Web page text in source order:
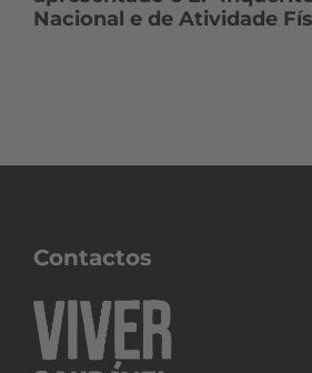
Nacional e de Atividade
Contactos